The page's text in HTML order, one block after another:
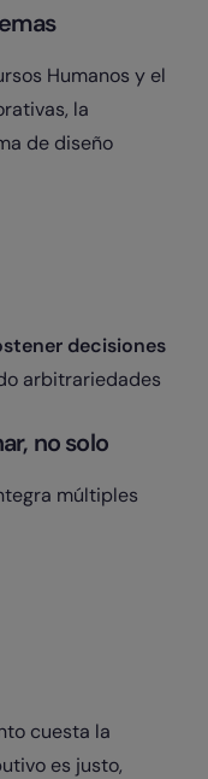
Humanos y el
la
de diseño
decisiones
arbitrariedades
no solo
múltiples
cuesta la
es justo,